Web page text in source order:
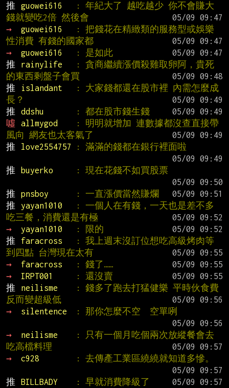
推
guowei616
: 年紀大了 越吃越少 你不會賺大
錢就變吃2倍 然後會
→
guowei616
: 把錢花在精緻類的服務型或娛樂
性消費 有錢的國家都
→
guowei616 : 是如此
推
rainylife
: 貪商繼續漲價殺雞取卵阿，貴死
的東西剩盤子會買
推
islandant
: 大家錢都還在股市裡 內需怎麼成
長？
推
ddshu : 都在股市錢生錢
噓
allmygod
: 明明就增加 連數據都沒查直接帶
風向 網友也太客氣了
推
love2554757
: 滿滿的錢都在銀行裡面啦
推
buyerko
: 現在花錢不如買股票
推
pnsboy : 一直漲價當然賺爛
推
yayan1010
: 一個人在有錢，一天也是差不多
吃三餐，消費還是有極
→
yayan1010 : 限的
推
faracross
: 我上週末沒訂位想吃高級烤肉等
到四點 台灣現在太有
→
faracross : 錢了……
→
IRPT001 : 還沒賣
推
neilisme
: 錢多了跑去打猛健樂 平時伙食費
反而變超級低
→
silentence
: 那你怎麼不空  空單咧
→
neilisme
: 只有一個月吃個兩次放縱餐會去
吃高檔料理
→
c928
: 去傳產工業區繞繞就知道多慘。
推
BILLBADY : 早就消費降級了